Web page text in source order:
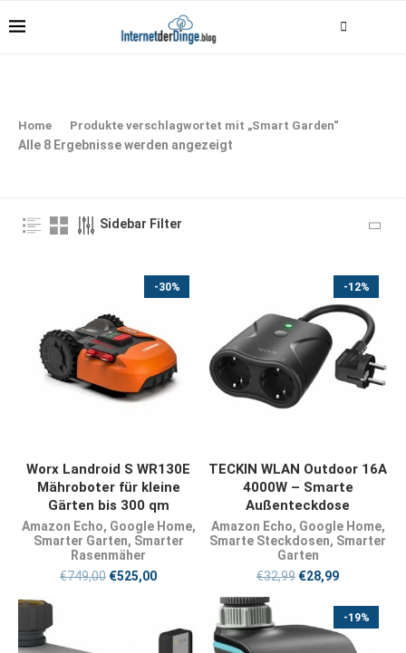
Home Produkte verschlagwortet mit „Smart Garden“
Alle 8 Ergebnisse werden angezeigt
Sidebar Filter
-30%
JETZT KAUFEN
Worx Landroid S WR130E
Mähroboter für kleine
Gärten bis 300 qm
Amazon Echo, Google Home,
Smarter Garten, Smarter
Rasenmäher
€749,00 €525,00
-12%
JETZT KAUFEN
TECKIN WLAN Outdoor 16A
4000W – Smarte
Außenteckdose
Amazon Echo, Google Home,
Smarte Steckdosen, Smarter
Garten
€32,99 €28,99
-19%